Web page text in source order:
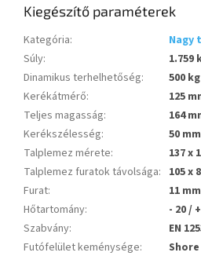
Kiegészítő paraméterek
Kategória:
Nagy
Súly:
1.759
Dinamikus terhelhetőség:
500 kg
Kerékátmérő:
125
Teljes magasság:
164
Kerékszélesség:
50 mm
Talplemez mérete:
137 x
Talplemez furatok távolsága: 105 x
Furat:
11 mm
Hőtartomány:
- 20 /
Szabvány:
EN
Futófelület keménysége:
Shore